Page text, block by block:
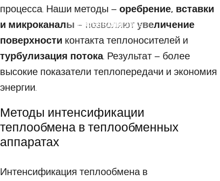
13 ФЕВРАЛЯ 2025
процесса. Наши методы – оребрение, вставки
и микроканалы – позволяют увеличение
поверхности контакта теплоносителей и
турбулизация потока. Результат – более
высокие показатели теплопередачи и экономия
энергии.
Методы интенсификации
теплообмена в теплообменных
аппаратах
Интенсификация теплообмена в